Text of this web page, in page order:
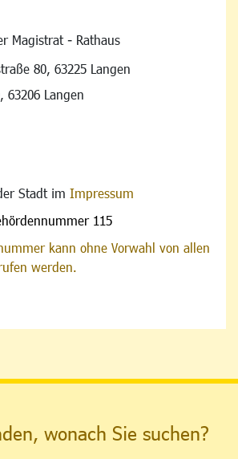
Magistrat - Rathaus
Maps Navigation
80, 63225 Langen
63206 Langen
Stadt im Impressum
115
kann ohne Vorwahl von allen
werden.
wonach Sie suchen?